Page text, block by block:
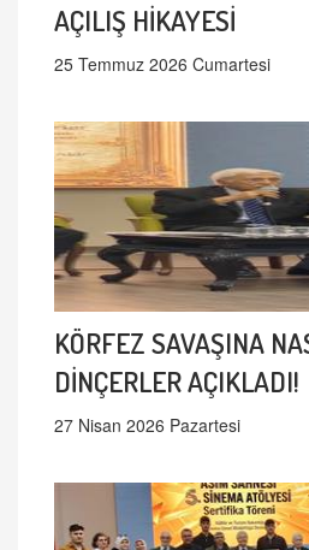
AÇILIŞ HİKAYESİ
25 Temmuz 2026 Cumartesi
KÖRFEZ SAVAŞINA
DİNÇERLER AÇIKLADI!
27 Nisan 2026 Pazartesi